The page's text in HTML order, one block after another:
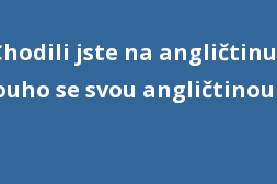
jste na
se svou